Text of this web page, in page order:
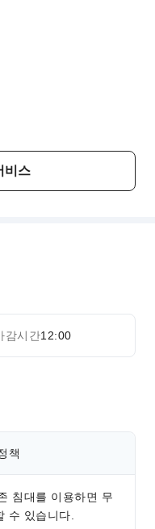
비스
감시간12:00
책
침대를 이용하면 무
수 있습니다.